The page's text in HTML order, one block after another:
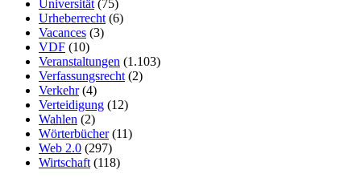
Universität (75)
Urheberrecht (6)
Vacances (3)
VDF (10)
Veranstaltungen (1.103)
Verfassungsrecht (2)
Verkehr(4)
Verteidigung (12)
Wahlen (2)
Wörterbücher(11)
Web 2.0 (297)
Wirtschaft (118)